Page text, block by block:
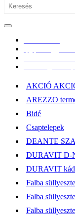
AKCIÓ
AREZZO
Bidé
Csaptelepek
DEANTE
DURAVIT D-
DURAVIT
Falba
Falba
Falba